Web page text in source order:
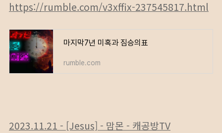
https://rumble.com/v3xffix-237545817.html
마지막7년 미혹과 짐승의표
rumble.com
2023.11.21 - [Jesus] - 맘몬 - 캐공방TV